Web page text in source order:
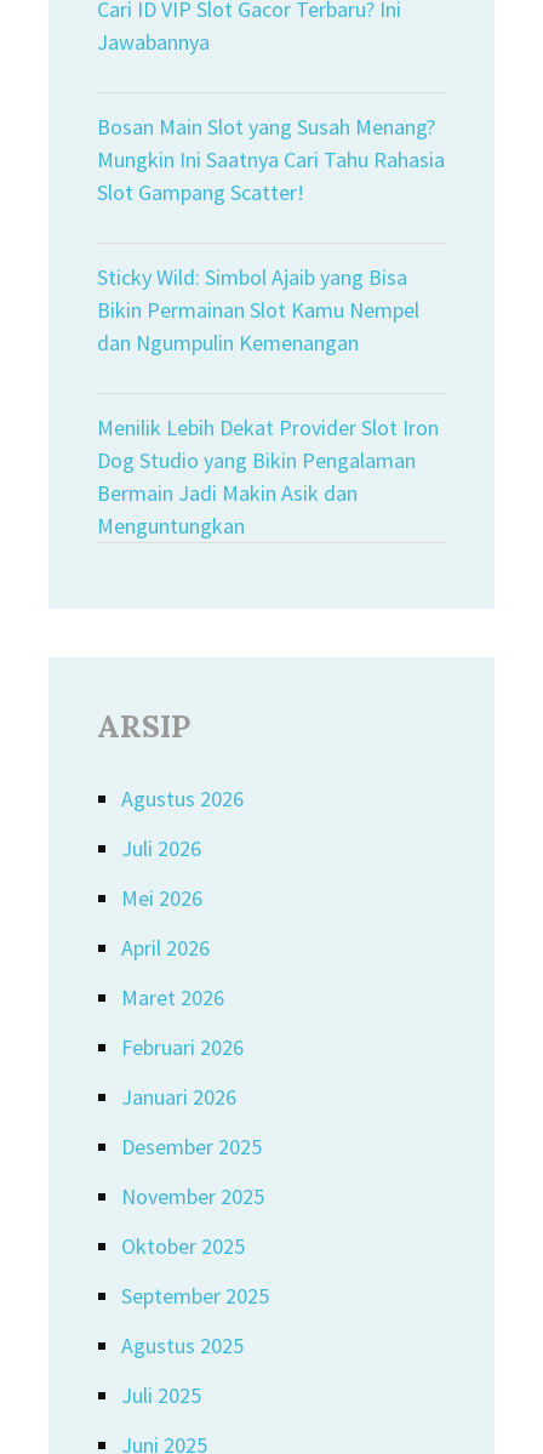
Cari ID VIP Slot Gacor Terbaru? Ini
Jawabannya
Bosan Main Slot yang Susah Menang?
Mungkin Ini Saatnya Cari Tahu Rahasia
Slot Gampang Scatter!
Sticky Wild: Simbol Ajaib yang Bisa
Bikin Permainan Slot Kamu Nempel
dan Ngumpulin Kemenangan
Menilik Lebih Dekat Provider Slot Iron
Dog Studio yang Bikin Pengalaman
Bermain Jadi Makin Asik dan
Menguntungkan
ARSIP
Agustus 2026
Juli 2026
Mei 2026
April 2026
Maret 2026
Februari 2026
Januari 2026
Desember 2025
November 2025
Oktober 2025
September 2025
Agustus 2025
Juli 2025
Juni 2025